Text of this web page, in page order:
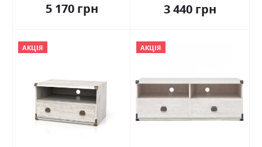
5 170 грн 3 440 грн
АКЦІЯ АКЦІЯ